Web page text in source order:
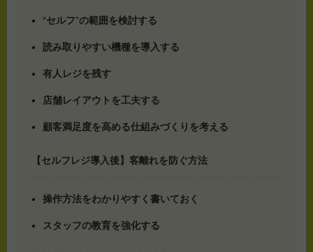
“セルフ”の範囲を検討する
読み取りやすい機種を導入する
有人レジを残す
店舗レイアウトを工夫する
顧客満足度を高める仕組みづくりを考える
【セルフレジ導入後】客離れを防ぐ方法
操作方法をわかりやすく書いておく
スタッフの教育を強化する